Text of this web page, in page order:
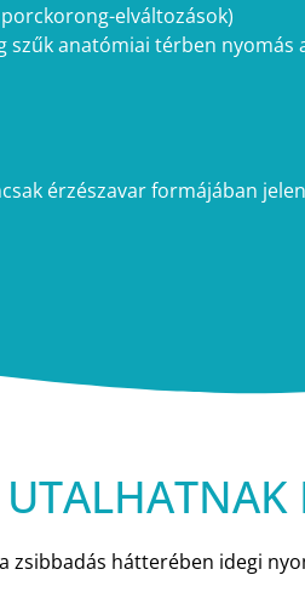
elváltozások)
szűk anatómiai térben nyomás
érzészavar formájában
hátterében idegi